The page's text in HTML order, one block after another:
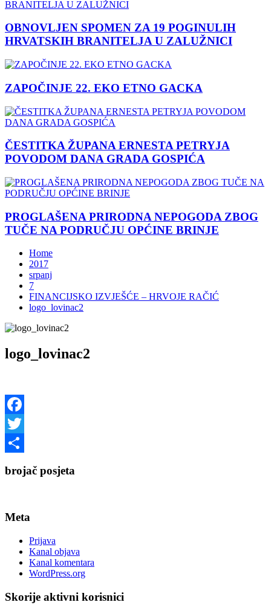
OBNOVLJEN SPOMEN ZA 19 POGINULIH
HRVATSKIH BRANITELJA U ZALUŽNICI
ZAPOČINJE 22. EKO ETNO GACKA
ČESTITKA ŽUPANA ERNESTA PETRYJA
POVODOM DANA GRADA GOSPIĆA
PROGLAŠENA PRIRODNA NEPOGODA ZBOG
TUČE NA PODRUČJU OPĆINE BRINJE
Home
2017
srpanj
7
FINANCIJSKO IZVJEŠĆE – HRVOJE RAČIĆ
logo_lovinac2
logo_lovinac2
Facebook
Twitter
brojač posjeta
Meta
Prijava
Kanal objava
Kanal komentara
WordPress.org
Skorije aktivni korisnici